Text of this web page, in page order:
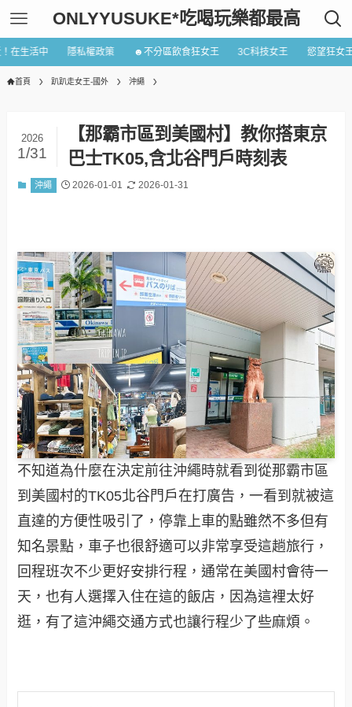
ONLYYUSUKE*吃喝玩樂都最高
在生活中 隱私權政策 ☻不分區飲食狂女王 3C科技女王 慾望狂女
首頁 趴趴走女王-國外 沖繩
【那霸市區到美國村】教你搭東京
巴士TK05,含北谷門戶時刻表
2026
1/31
沖繩 2026-01-01 2026-01-31
不知道為什麼在決定前往沖繩時就看到從那霸市區
到美國村的TK05北谷門戶在打廣告，一看到就被這
直達的方便性吸引了，停靠上車的點雖然不多但有
知名景點，車子也很舒適可以非常享受這趟旅行，
回程班次不少更好安排行程，通常在美國村會待一
天，也有人選擇入住在這的飯店，因為這裡太好
逛，有了這沖繩交通方式也讓行程少了些麻煩。